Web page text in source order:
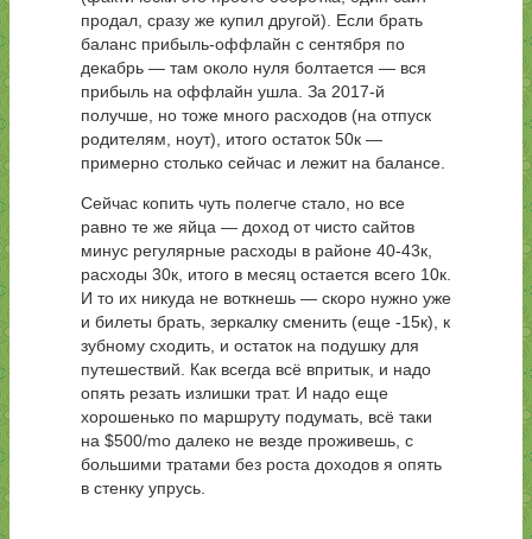
продал, сразу же купил другой). Если брать
баланс прибыль-оффлайн с сентября по
декабрь — там около нуля болтается — вся
прибыль на оффлайн ушла. За 2017-й
получше, но тоже много расходов (на отпуск
родителям, ноут), итого остаток 50к —
примерно столько сейчас и лежит на балансе.
Сейчас копить чуть полегче стало, но все
равно те же яйца — доход от чисто сайтов
минус регулярные расходы в районе 40-43к,
расходы 30к, итого в месяц остается всего 10к.
И то их никуда не воткнешь — скоро нужно уже
и билеты брать, зеркалку сменить (еще -15к), к
зубному сходить, и остаток на подушку для
путешествий. Как всегда всё впритык, и надо
опять резать излишки трат. И надо еще
хорошенько по маршруту подумать, всё таки
на $500/mo далеко не везде проживешь, с
большими тратами без роста доходов я опять
в стенку упрусь.